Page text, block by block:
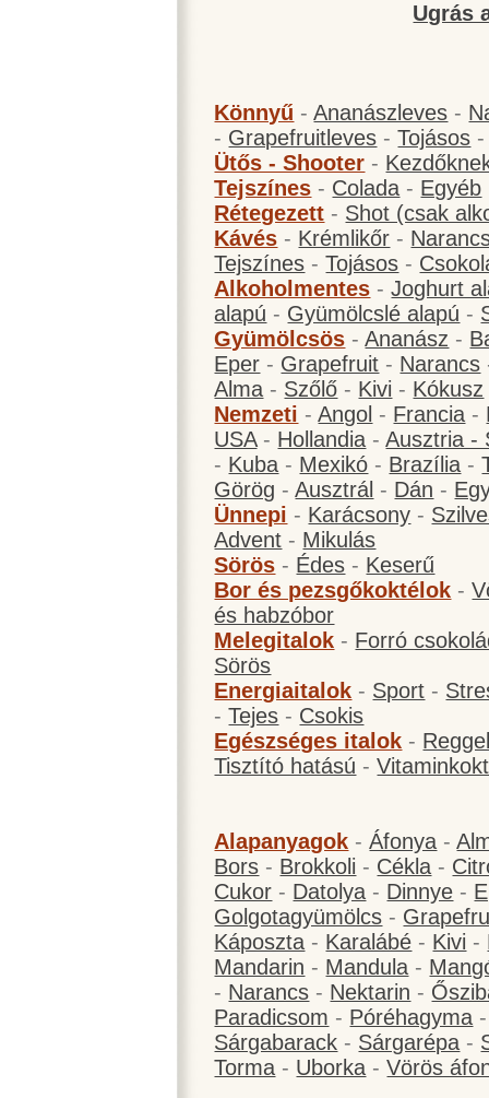
Ugrás
Könnyű -Ananászleves -
- Grapefruitleves -Tojásos
Ütős - Shooter -
Tejszínes - Colada - Egyéb
Rétegezett - Shot (csak
Kávés - Krémlikőr -
Tejszínes -Tojásos -
Alkoholmentes -Joghurt
alapú - Gyümölcslé alapú -
Gyümölcsös -Ananász -
Eper - Grapefruit - Narancs
Alma - Szőlő - Kivi - Kókusz
Nemzeti -Angol - Francia -
USA- Hollandia -Ausztria -
- Kuba - Mexikó - Brazília -
Görög -Ausztrál - Dán -
Ünnepi - Karácsony -
Advent - Mikulás
Sörös - Édes - Keserű
Bor és pezsgőkoktélok -
és habzóbor
Melegitalok - Forró
Sörös
Energiaitalok - Sport -
-Tejes - Csokis
Egészséges italok -
Tisztító hatású -
Alapanyagok -Áfonya -
Bors - Brokkoli - Cékla -
Cukor - Datolya - Dinnye -
Golgotagyümölcs -
Káposzta - Karalábé - Kivi -
Mandarin - Mandula -
- Narancs - Nektarin -
Paradicsom - Póréhagyma
Sárgabarack - Sárgarépa -
Torma - Uborka -Vörös